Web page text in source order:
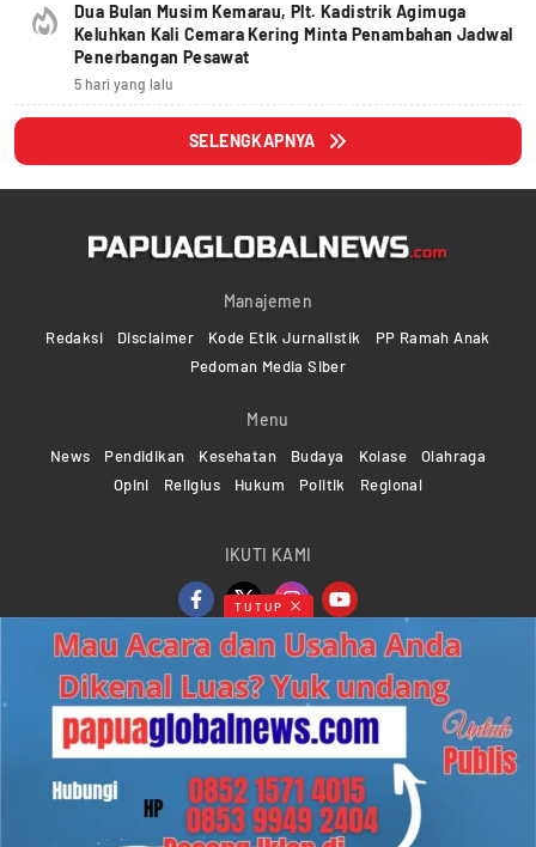
Dua Bulan Musim Kemarau, Plt. Kadistrik Agimuga
Keluhkan Kali Cemara Kering Minta Penambahan Jadwal
Penerbangan Pesawat
5 hari yang lalu
SELENGKAPNYA
Manajemen
Redaksi Disclaimer Kode Etik Jurnalistik
PP Ramah Anak
Pedoman Media Siber
Menu
News Pendidikan Kesehatan Budaya Kolase
Olahraga
Opini
Religius Hukum Politik Regional
IKUTI KAMI
Copyright ©2024-2026 Papuaglobalnews.com | All rights
reserved
Web Developer Powered byKMGNetwork
TUTUP